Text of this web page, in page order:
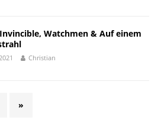
Watchmen & Auf einem
Christian
»